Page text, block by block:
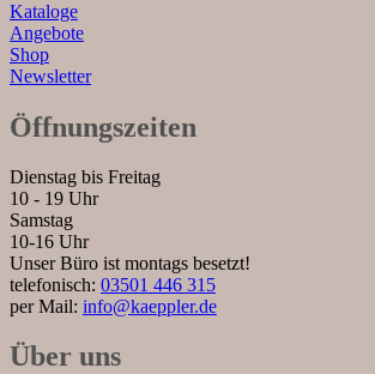
Kataloge
Angebote
Shop
Newsletter
Öffnungszeiten
Dienstag bis Freitag
10 - 19 Uhr
Samstag
10-16 Uhr
Unser Büro ist montags besetzt!
telefonisch: 03501 446 315
per Mail: info@kaeppler.de
Über uns